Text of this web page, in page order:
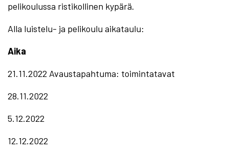
pelikoulussa ristikollinen kypärä.
Alla luistelu- ja pelikoulu aikataulu:
Aika
21.11.2022 Avaustapahtuma: toimintatavat
28.11.2022
5.12.2022
12.12.2022